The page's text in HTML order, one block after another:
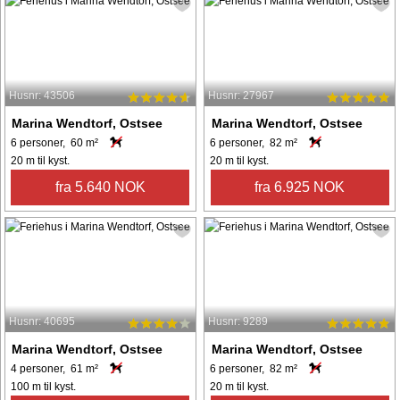
Husnr: 43506
Marina Wendtorf, Ostsee
6 personer, 60 m²
20 m til kyst.
fra 5.640 NOK
Husnr: 27967
Marina Wendtorf, Ostsee
6 personer, 82 m²
20 m til kyst.
fra 6.925 NOK
Husnr: 40695
Marina Wendtorf, Ostsee
4 personer, 61 m²
100 m til kyst.
Husnr: 9289
Marina Wendtorf, Ostsee
6 personer, 82 m²
20 m til kyst.